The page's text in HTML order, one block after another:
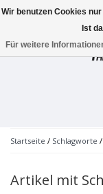
Toggle
Startseite / Schlagworte /
Artikel mit
Wir benutzen Cookies
Ist
Für weitere